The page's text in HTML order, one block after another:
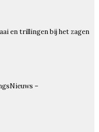
en trillingen bij het zagen
–